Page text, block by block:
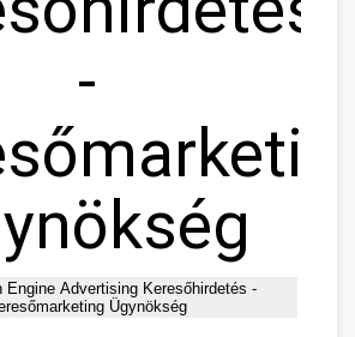
-
Engine Advertising Keresőhirdetés -
Ügynökség